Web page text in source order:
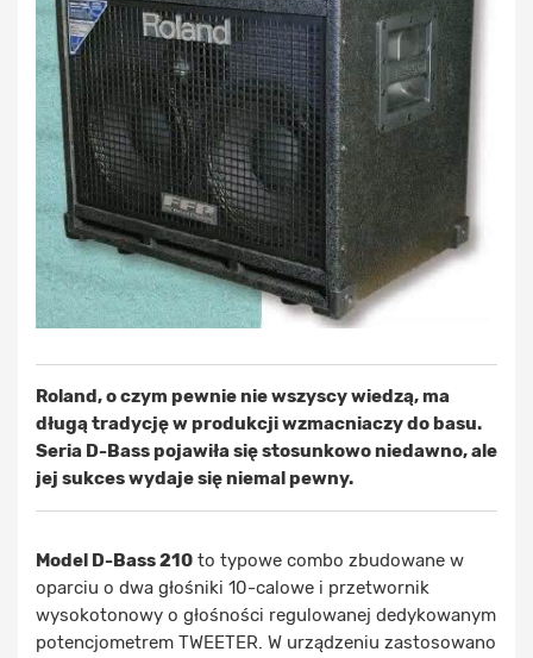
Roland, o czym pewnie nie wszyscy wiedzą, ma
długą tradycję w produkcji wzmacniaczy do basu.
Seria D-Bass pojawiła się stosunkowo niedawno, ale
jej sukces wydaje się niemal pewny.
Model D-Bass 210 to typowe combo zbudowane w
oparciu o dwa głośniki 10-calowe i przetwornik
wysokotonowy o głośności regulowanej dedykowanym
potencjometrem TWEETER. W urządzeniu zastosowano